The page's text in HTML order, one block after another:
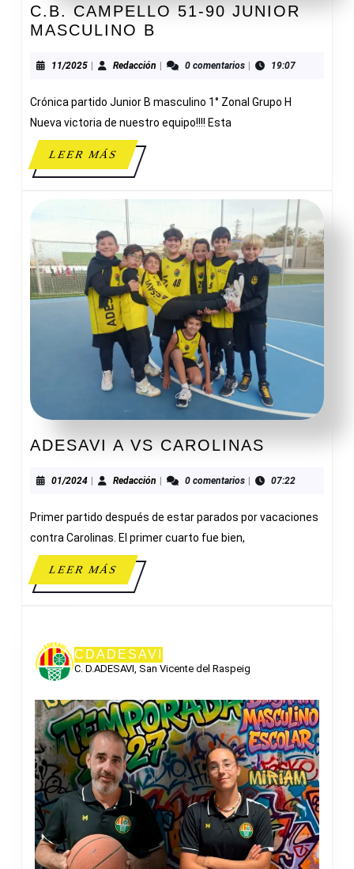
C.B. CAMPELLO 51-90 JUNIOR
MASCULINO B
51-
JUNIOR
MASCULINO
11/202511/2025Redacción Redacción0 comentarios 19:07
Crónica partido Junior B masculino 1° Zonal Grupo H
Nueva victoria de nuestro equipo!!!! Esta
LEER MÁSLEER
MÁS
ADESAVI A VS CAROLINAS
VS
01/202401/2024Redacción Redacción0 comentarios 07:22
Primer partido después de estar parados por vacaciones
contra Carolinas. El primer cuarto fue bien,
LEER MÁSLEER
MÁS
CDADESAVI
C. D.ADESAVI, San Vicente del Raspeig